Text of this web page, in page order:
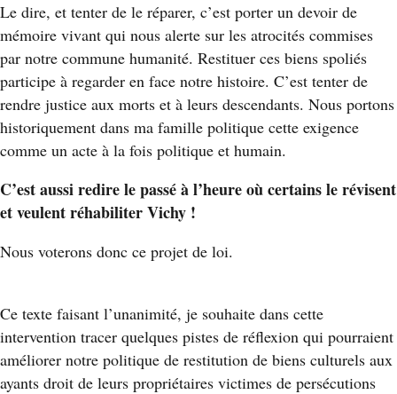
Le dire, et tenter de le réparer, c’est porter un devoir de
mémoire vivant qui nous alerte sur les atrocités commises
par notre commune humanité. Restituer ces biens spoliés
participe à regarder en face notre histoire. C’est tenter de
rendre justice aux morts et à leurs descendants. Nous portons
historiquement dans ma famille politique cette exigence
comme un acte à la fois politique et humain.
C’est aussi redire le passé à l’heure où certains le révisent
et veulent réhabiliter Vichy !
Nous voterons donc ce projet de loi.
Ce texte faisant l’unanimité, je souhaite dans cette
intervention tracer quelques pistes de réflexion qui pourraient
améliorer notre politique de restitution de biens culturels aux
ayants droit de leurs propriétaires victimes de persécutions